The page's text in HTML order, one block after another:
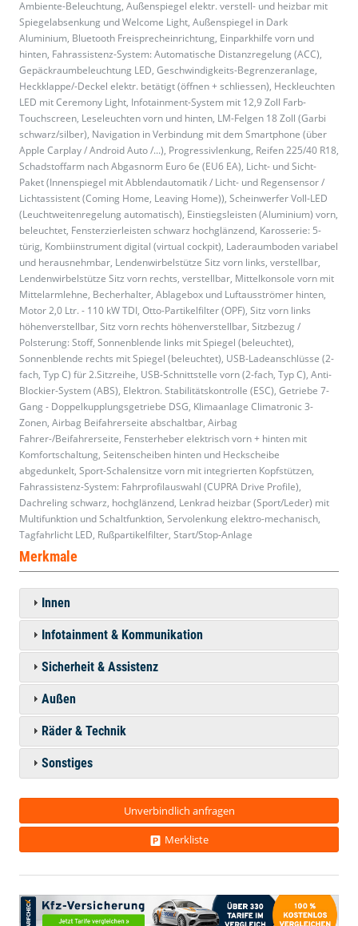
Ambiente-Beleuchtung, Außenspiegel elektr. verstell- und heizbar mit
Spiegelabsenkung und Welcome Light, Außenspiegel in Dark
Aluminium, Bluetooth Freisprecheinrichtung, Einparkhilfe vorn und
hinten, Fahrassistenz-System: Automatische Distanzregelung (ACC),
Gepäckraumbeleuchtung LED, Geschwindigkeits-Begrenzeranlage,
Heckklappe/-Deckel elektr. betätigt (öffnen + schliessen), Heckleuchten
LED mit Ceremony Light, Infotainment-System mit 12,9 Zoll Farb-
Touchscreen, Leseleuchten vorn und hinten, LM-Felgen 18 Zoll (Garbi
schwarz/silber), Navigation in Verbindung mit dem Smartphone (über
Apple Carplay / Android Auto /...), Progressivlenkung, Reifen 225/40 R18,
Schadstoffarm nach Abgasnorm Euro 6e (EU6 EA), Licht- und Sicht-
Paket (Innenspiegel mit Abblendautomatik / Licht- und Regensensor /
Lichtassistent (Coming Home, Leaving Home)), Scheinwerfer Voll-LED
(Leuchtweitenregelung automatisch), Einstiegsleisten (Aluminium) vorn,
beleuchtet, Fensterzierleisten schwarz hochglänzend, Karosserie: 5-
türig, Kombiinstrument digital (virtual cockpit), Laderaumboden variabel
und herausnehmbar, Lendenwirbelstütze Sitz vorn links, verstellbar,
Lendenwirbelstütze Sitz vorn rechts, verstellbar, Mittelkonsole vorn mit
Mittelarmlehne, Becherhalter, Ablagebox und Luftausströmer hinten,
Motor 2,0 Ltr. - 110 kW TDI, Otto-Partikelfilter (OPF), Sitz vorn links
höhenverstellbar, Sitz vorn rechts höhenverstellbar, Sitzbezug /
Polsterung: Stoff, Sonnenblende links mit Spiegel (beleuchtet),
Sonnenblende rechts mit Spiegel (beleuchtet), USB-Ladeanschlüsse (2-
fach, Typ C) für 2.Sitzreihe, USB-Schnittstelle vorn (2-fach, Typ C), Anti-
Blockier-System (ABS), Elektron. Stabilitätskontrolle (ESC), Getriebe 7-
Gang - Doppelkupplungsgetriebe DSG, Klimaanlage Climatronic 3-
Zonen, Airbag Beifahrerseite abschaltbar, Airbag
Fahrer-/Beifahrerseite, Fensterheber elektrisch vorn + hinten mit
Komfortschaltung, Seitenscheiben hinten und Heckscheibe
abgedunkelt, Sport-Schalensitze vorn mit integrierten Kopfstützen,
Fahrassistenz-System: Fahrprofilauswahl (CUPRA Drive Profile),
Dachreling schwarz, hochglänzend, Lenkrad heizbar (Sport/Leder) mit
Multifunktion und Schaltfunktion, Servolenkung elektro-mechanisch,
Tagfahrlicht LED, Rußpartikelfilter, Start/Stop-Anlage
Merkmale
Innen
Infotainment & Kommunikation
Sicherheit & Assistenz
Außen
Räder & Technik
Sonstiges
Unverbindlich anfragen
Merkliste